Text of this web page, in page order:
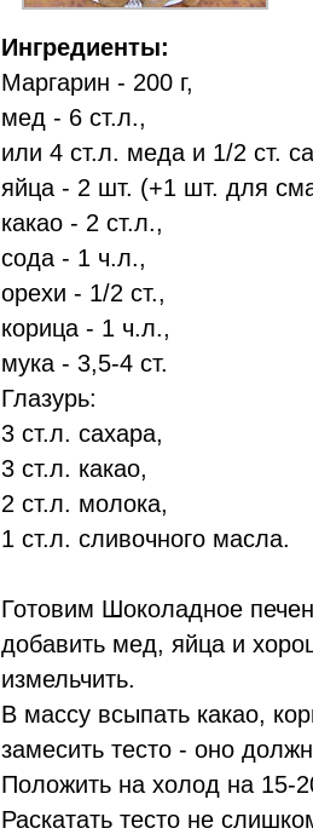
Ингредиенты:
Маргарин - 200 г,
мед - 6 ст.л.,
или 4 ст.л. меда и 1/2 ст.
яйца - 2 шт. (+1 шт. для
какао - 2 ст.л.,
сода - 1 ч.л.,
орехи - 1/2 ст.,
корица - 1 ч.л.,
мука - 3,5-4 ст.
Глазурь:
3 ст.л. сахара,
3 ст.л. какао,
2 ст.л. молока,
1 ст.л. сливочного масла.
Готовим Шоколадное
добавить мед, яйца и
измельчить.
В массу всыпать какао,
замесить тесто - оно
Положить на холод на 15-
Раскатать тесто не